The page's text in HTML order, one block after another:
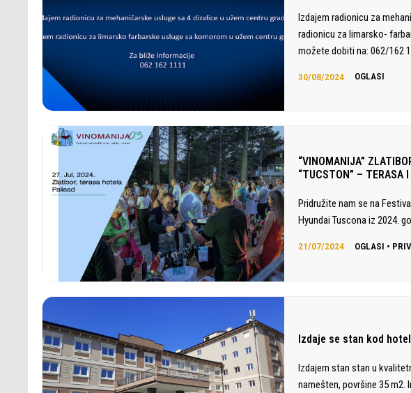
Izdajem radionicu za
radionicu za limarsko-
možete dobiti na: 062/162
30/08/2024 OGLASI
“VINOMANIJA”
“TUCSTON” – TERASA
Pridružite nam se na
Hyundai Tuscona iz 2024.
21/07/2024 OGLASI •
Izdaje se stan kod
Izdajem stan stan u
namešten, površine 35 m2.